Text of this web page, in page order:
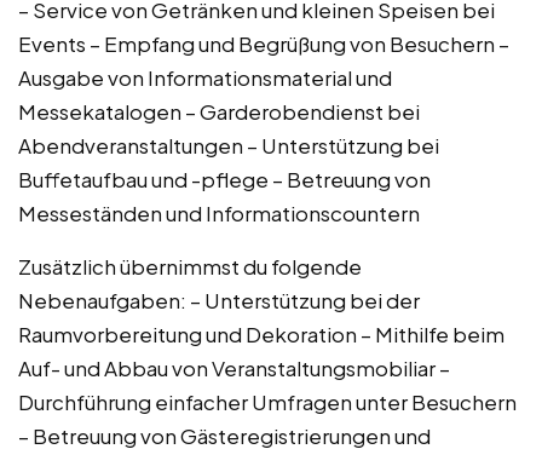
– Service von Getränken und kleinen Speisen bei
Events – Empfang und Begrüßung von Besuchern –
Ausgabe von Informationsmaterial und
Messekatalogen – Garderobendienst bei
Abendveranstaltungen – Unterstützung bei
Buffetaufbau und -pflege – Betreuung von
Messeständen und Informationscountern
Zusätzlich übernimmst du folgende
Nebenaufgaben: – Unterstützung bei der
Raumvorbereitung und Dekoration – Mithilfe beim
Auf- und Abbau von Veranstaltungsmobiliar –
Durchführung einfacher Umfragen unter Besuchern
– Betreuung von Gästeregistrierungen und